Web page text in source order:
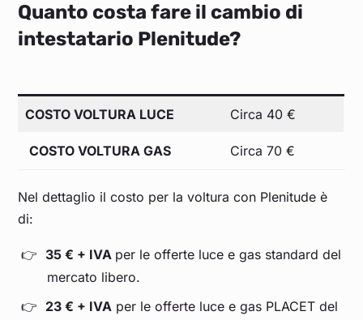
Quanto costa fare il cambio di
intestatario Plenitude?
COSTO VOLTURA LUCE Circa 40 €
COSTO VOLTURA GAS Circa 70 €
Nel dettaglio il costo per la voltura con Plenitude è
di:
35 € + IVA per le offerte luce e gas standard del
mercato libero.
23 € + IVA per le offerte luce e gas PLACET del